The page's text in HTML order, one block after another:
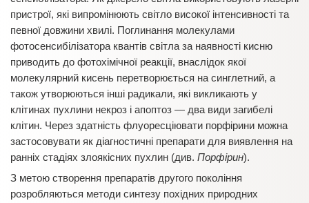
пристрої, які випромінюють світло високої інтенсивності та
певної довжини хвилі. Поглинання молекулами
фотосенсибілізатора квантів світла за наявності кисню
приводить до фотохімічної реакції, внаслідок якої
молекулярний кисень перетворюється на синглетний, а
також утворюються інші радикали, які викликають у
клітинах пухлини некроз і апоптоз — два види загибелі
клітин. Через здатність флуоресціювати порфірини можна
застосовувати як діагностичні препарати для виявлення на
ранніх стадіях злоякісних пухлин (див. Порфірин).
З метою створення препаратів другого покоління
розробляються методи синтезу похідних природних